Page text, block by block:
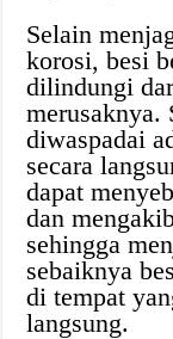
Selain
korosi, besi
dilindungi
merusaknya.
diwaspadai
secara
dapat
dan
sehingga
sebaiknya
di tempat
langsung.